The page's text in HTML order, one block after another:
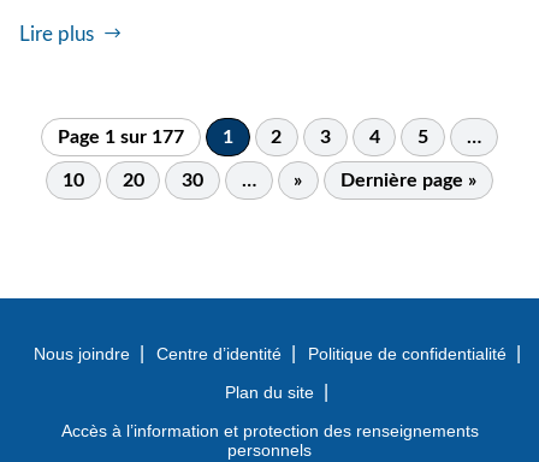
Lire plus
Page 1 sur 177 1 2 3 4 5 …
10 20 30 … » Dernière page »
Nous joindre Centre d’identité
Politique de confidentialité
Plan du site
Accès à l’information et protection des renseignements
personnels